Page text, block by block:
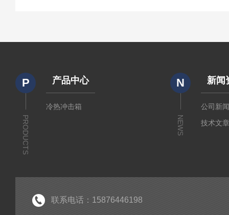
P
PRODUCTS
产品中心
冷热冲击箱
N
NEWS
新闻
公司新
技术文
联系电话：15876446198